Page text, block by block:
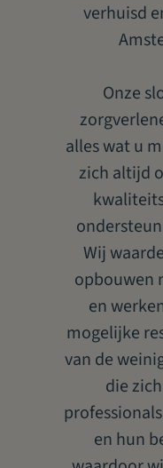
Vraag een
verhuisd
Onze
alles wat u
zich altijd
Wij
opbouwen
en
mogelijke
van de
die
en hun